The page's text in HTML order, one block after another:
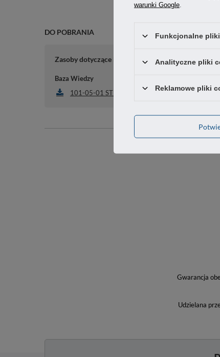
DO POBRANIA
Zasoby dotyczące bezpieczeństwa i produktów
Baza Wiedzy
101-05-01 STEP
Gwarancja
Udzielana
warunki Google
Funkcjonalne
Analityczne pliki
Reklamowe pliki